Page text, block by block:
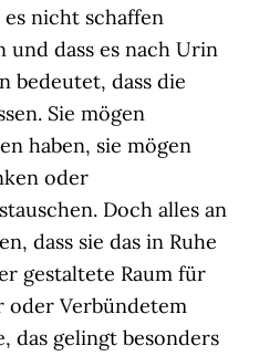
es nicht schaffen
dass es nach Urin
bedeutet, dass die
Sie mögen
haben, sie mögen
oder
Doch alles an
dass sie das in Ruhe
gestaltete Raum für
oder Verbündetem
das gelingt besonders